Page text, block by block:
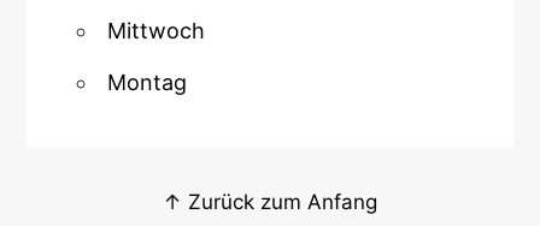
Mittwoch
Montag
↑ Zurück zum Anfang